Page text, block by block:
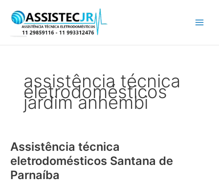
para
conteúdo
assistência técnica
eletrodomésticos
jardim anhembi
Assistência técnica
eletrodomésticos Santana de
Parnaíba
Assistência
técnica
eletrodomésticos
Santana